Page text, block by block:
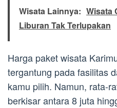
Wisata Lainnya: Wisata
Liburan Tak Terlupakan
Harga paket wisata
tergantung pada fasilitas
kamu pilih. Namun, rata-
berkisar antara 8 juta